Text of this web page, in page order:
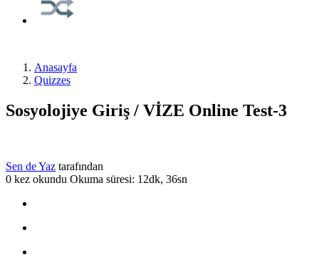
Anasayfa
Quizzes
Sosyolojiye Giriş / VİZE Online Test-3
Sen de Yaz tarafından
0 kez okundu Okuma süresi: 12dk, 36sn